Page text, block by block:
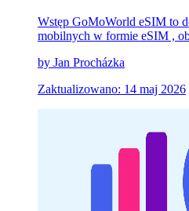
Wstęp GoMoWorld eSIM to
mobilnych w formie eSIM ,
by Jan Procházka
Zaktualizowano: 14 maj 2026